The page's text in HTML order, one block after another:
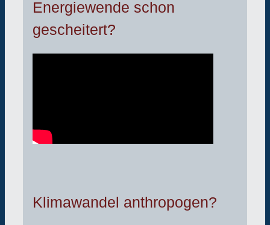
Energiewende schon
gescheitert?
Klimawandel anthropogen?